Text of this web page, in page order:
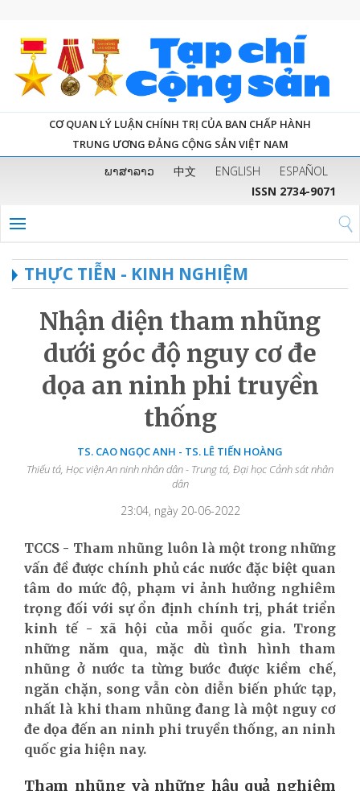
CƠ QUAN LÝ LUẬN CHÍNH TRỊ CỦA BAN CHẤP HÀNH
TRUNG ƯƠNG ĐẢNG CỘNG SẢN VIỆT NAM
ພາສາລາວ 中文 ENGLISH
ESPAÑOL
ISSN 2734-9071
THỰC TIỄN - KINH NGHIỆM
Nhận diện tham nhũng
dưới góc độ nguy cơ đe
dọa an ninh phi truyền
thống
TS. CAO NGỌC ANH - TS. LÊ TIẾN HOÀNG
Thiếu tá, Học viện An ninh nhân dân - Trung tá, Đại học Cảnh sát nhân
dân
23:04, ngày 20-06-2022
TCCS - Tham nhũng luôn là một trong những
vấn đề được chính phủ các nước đặc biệt quan
tâm do mức độ, phạm vi ảnh hưởng nghiêm
trọng đối với sự ổn định chính trị, phát triển
kinh tế - xã hội của mỗi quốc gia. Trong
những năm qua, mặc dù tình hình tham
nhũng ở nước ta từng bước được kiềm chế,
ngăn chặn, song vẫn còn diễn biến phức tạp,
nhất là khi tham nhũng đang là một nguy cơ
đe dọa đến an ninh phi truyền thống, an ninh
quốc gia hiện nay.
Tham nhũng và những hậu quả nghiêm